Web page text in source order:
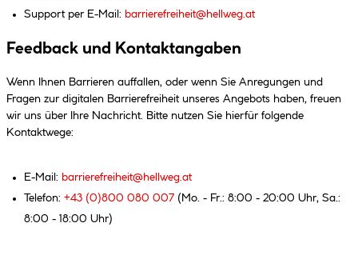
Support per E-Mail: barrierefreiheit@hellweg.at
Feedback und Kontaktangaben
Wenn Ihnen Barrieren auffallen, oder wenn Sie Anregungen und
Fragen zur digitalen Barrierefreiheit unseres Angebots haben, freuen
wir uns über Ihre Nachricht. Bitte nutzen Sie hierfür folgende
Kontaktwege:
E-Mail: barrierefreiheit@hellweg.at
Telefon: +43 (0)800 080 007 (Mo. - Fr.: 8:00 - 20:00 Uhr, Sa.:
8:00 - 18:00 Uhr)